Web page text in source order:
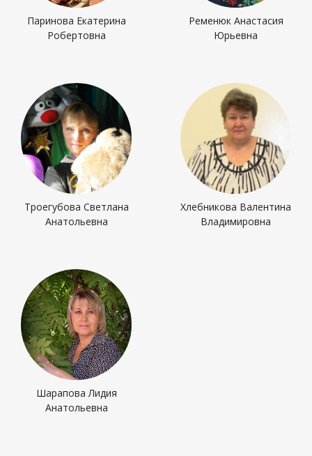
Паринова Екатерина
Робертовна
Ременюк Анастасия
Юрьевна
Троегубова Светлана
Анатольевна
Хлебникова Валентина
Владимировна
Шарапова Лидия
Анатольевна